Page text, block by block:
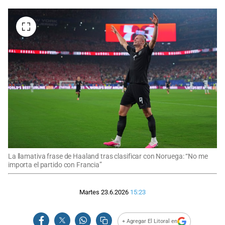
La llamativa frase de Haaland tras clasificar con Noruega: “No me
importa el partido con Francia”
Martes 23.6.2026 15:23
+ Agregar El Litoral en